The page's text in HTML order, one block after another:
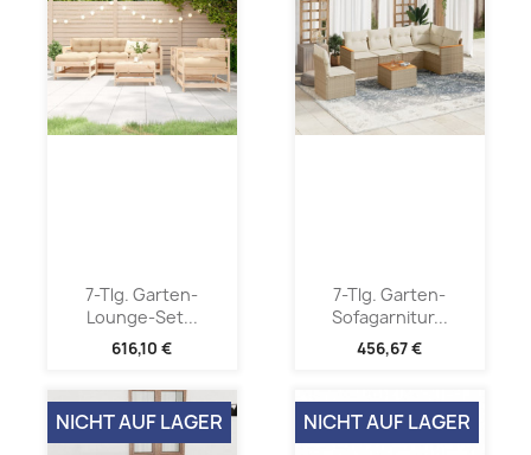
7-Tlg. Garten-
Lounge-Set...
616,10 €
7-Tlg. Garten-
Sofagarnitur...
456,67 €
NICHT AUF LAGER NICHT AUF LAGER